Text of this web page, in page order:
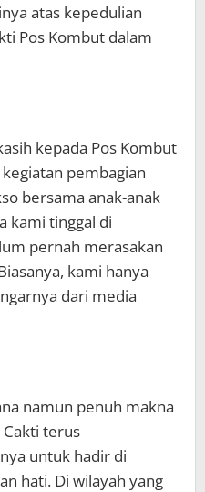
atas kepedulian
Pos Kombut dalam
kepada Pos Kombut
pembagian
bersama anak-anak
kami tinggal di
pernah merasakan
kami hanya
dari media
namun penuh makna
Cakti terus
untuk hadir di
hati. Di wilayah yang